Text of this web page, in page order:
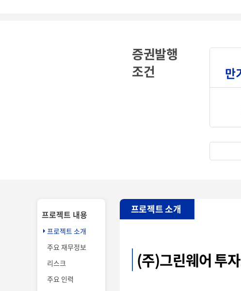
증권발행
조건
만
프로젝트 내용
프로젝트 소개
주요 재무정보
리스크
주요 인력
프로젝트 소개
(주)그린웨어 투